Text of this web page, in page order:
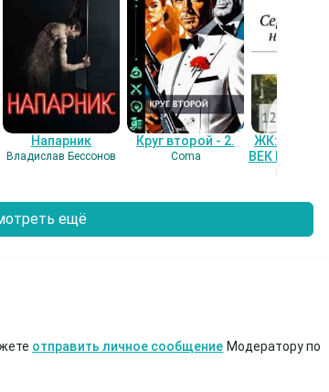
Напарник
Владислав Бессонов
Круг второй - 2.
Coma
ЖК:
ВЕК НАШЕЙ
Гость-
ещё
отправить личное сообщение Модератору по